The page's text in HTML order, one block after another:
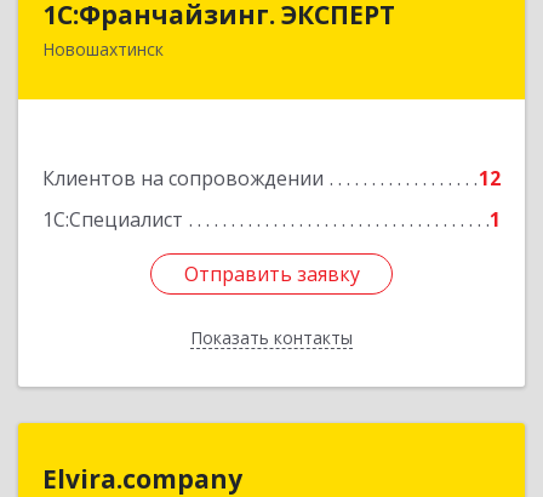
1С:Франчайзинг. ЭКСПЕРТ
Новошахтинск
Клиентов на сопровождении
12
1С:Специалист
1
Отправить заявку
Показать контакты
346901, Ростовская обл, Новошахтинск г,
Отправить заявку
Назад
Elvira.company